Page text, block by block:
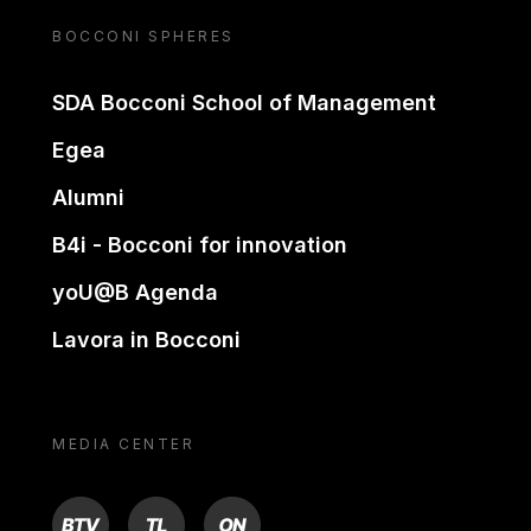
BOCCONI SPHERES
SDA Bocconi School of Management
Egea
Alumni
B4i - Bocconi for innovation
yoU@B Agenda
Lavora in Bocconi
MEDIA CENTER
BTV TL ON